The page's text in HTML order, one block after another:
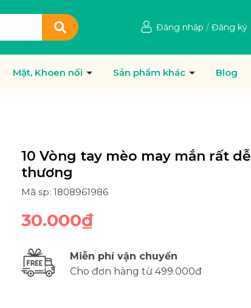
Đăng nhập / Đăng ký
Mặt, Khoen nối Sản phẩm khác Blog
10 Vòng tay mèo may mắn rất dễ
thương
Mã sp: 1808961986
30.000₫
Miễn phí vận chuyển
Cho đơn hàng từ 499.000đ